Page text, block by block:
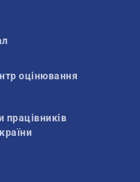
оцінювання
працівників